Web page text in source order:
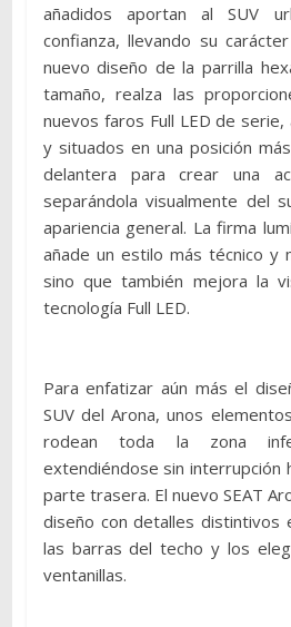
añadidos aportan al SUV
confianza, llevando su
nuevo diseño de la parrilla
tamaño, realza las
nuevos faros Full LED de
y situados en una posición
delantera para crear una
separándola visualmente del
apariencia general. La firma
añade un estilo más técnico y
sino que también mejora la
tecnología Full LED.
Para enfatizar aún más el
SUV del Arona, unos
rodean toda la zona
extendiéndose sin interrupción
parte trasera. El nuevo SEAT
diseño con detalles distintivos
las barras del techo y los
ventanillas.